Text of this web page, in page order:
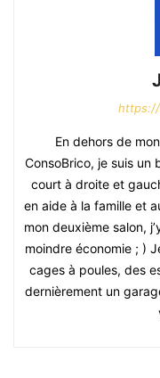
En dehors de
ConsoBrico, je suis un
court à droite et
en aide à la famille et
mon deuxième salon,
moindre économie ; )
cages à poules, des
dernièrement un